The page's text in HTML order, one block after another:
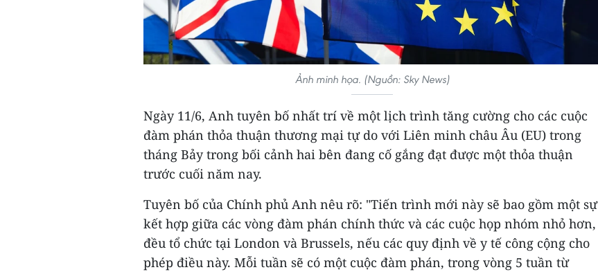
Ảnh minh họa. (Nguồn: Sky News)
Ngày 11/6, Anh tuyên bố nhất trí về một lịch trình tăng cường cho các cuộc
đàm phán thỏa thuận thương mại tự do với Liên minh châu Âu (EU) trong
tháng Bảy trong bối cảnh hai bên đang cố gắng đạt được một thỏa thuận
trước cuối năm nay.
Tuyên bố của Chính phủ Anh nêu rõ: "Tiến trình mới này sẽ bao gồm một sự
kết hợp giữa các vòng đàm phán chính thức và các cuộc họp nhóm nhỏ hơn,
đều tổ chức tại London và Brussels, nếu các quy định về y tế công cộng cho
phép điều này. Mỗi tuần sẽ có một cuộc đàm phán, trong vòng 5 tuần từ